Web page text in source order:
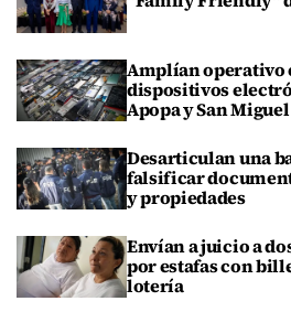
Amplían operativo
dispositivos
Apopa y San Miguel
Desarticulan una
falsificar
y propiedades
Envían a juicio a
por estafas con
lotería